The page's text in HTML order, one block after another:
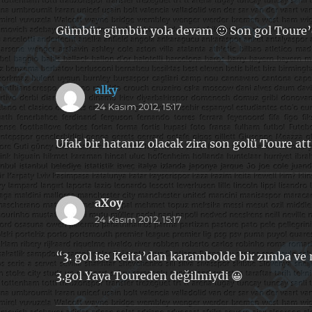
Gümbür gümbür yola devam 🙂 Son gol
alkydedi
ki:
24 Kasım 2012, 15:17
Ufak bir hatanız olacak zira son golü Toure
aXoydedi
ki:
24 Kasım 2012, 15:17
“3. gol ise Keita’dan karambolde bir zımba ve
3.gol Yaya Toureden değilmiydi 😀